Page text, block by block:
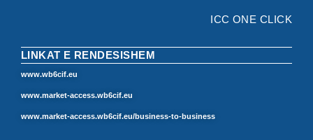
ICC ONE CLICK
LINKAT E RENDESISHEM
www.wb6cif.eu
www.market-access.wb6cif.eu
www.market-access.wb6cif.eu/business-to-business